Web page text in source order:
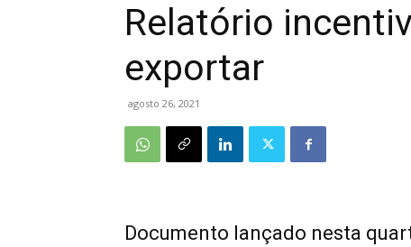
Relatório
exportar
agosto 26, 2021
Documento lançado nesta